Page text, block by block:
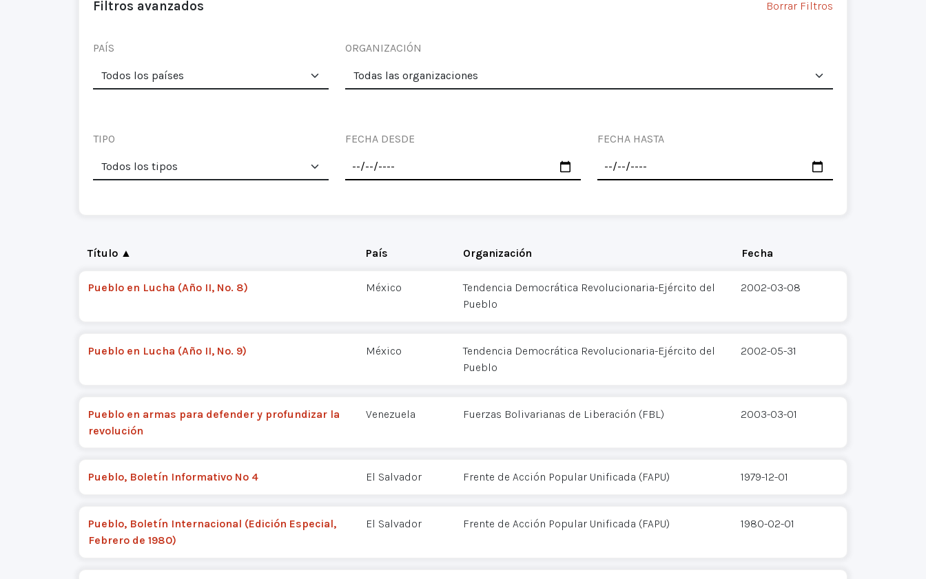
Filtros avanzados Borrar Filtros
PAÍS ORGANIZACIÓN
TIPO FECHA DESDE FECHA HASTA
Título ▲ País Organización Fecha
Pueblo en Lucha (Año II, No. 8) México
Tendencia Democrática Revolucionaria-Ejército del
Pueblo
2002-03-08
Pueblo en Lucha (Año II, No. 9) México
Tendencia Democrática Revolucionaria-Ejército del
Pueblo
2002-05-31
Pueblo en armas para defender y profundizar la
revolución
Venezuela Fuerzas Bolivarianas de Liberación (FBL) 2003-03-01
Pueblo, Boletín Informativo Nº 4 El Salvador Frente de Acción Popular Unificada (FAPU) 1979-12-01
Pueblo, Boletín Internacional (Edición Especial,
Febrero de 1980)
El Salvador Frente de Acción Popular Unificada (FAPU) 1980-02-01